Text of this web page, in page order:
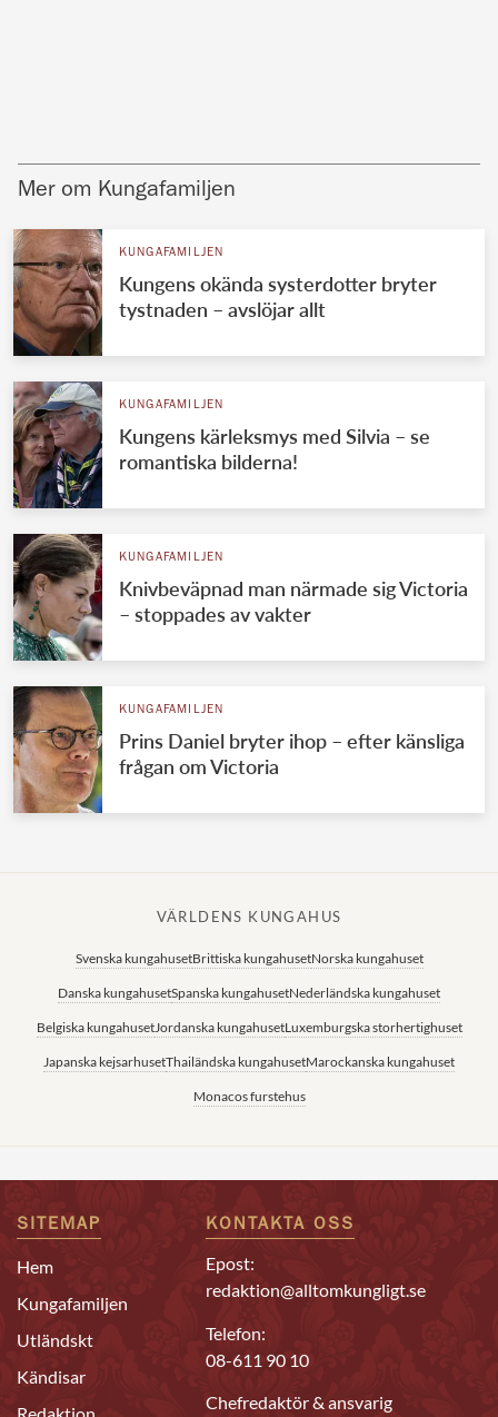
Mer om Kungafamiljen
KUNGAFAMILJEN
Kungens okända systerdotter bryter
tystnaden – avslöjar allt
KUNGAFAMILJEN
Kungens kärleksmys med Silvia – se
romantiska bilderna!
KUNGAFAMILJEN
Knivbeväpnad man närmade sig Victoria
– stoppades av vakter
KUNGAFAMILJEN
Prins Daniel bryter ihop – efter känsliga
frågan om Victoria
VÄRLDENS KUNGAHUS
Svenska kungahusetBrittiska kungahusetNorska kungahuset
Danska kungahusetSpanska kungahusetNederländska kungahuset
Belgiska kungahusetJordanska kungahusetLuxemburgska storhertighuset
Japanska kejsarhusetThailändska kungahusetMarockanska kungahuset
Monacos furstehus
SITEMAP
Hem
Kungafamiljen
Utländskt
Kändisar
KONTAKTA OSS
Epost:
redaktion@alltomkungligt.se
Telefon:
08-611 90 10
Chefredaktör & ansvarig